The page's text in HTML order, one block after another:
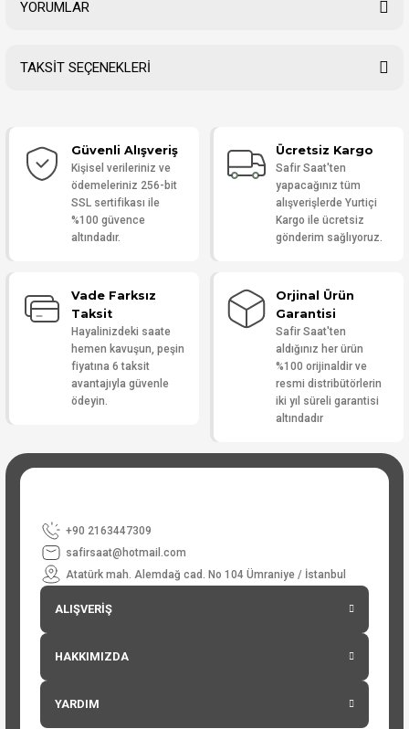
YORUMLAR
Yorum Yaz
TAKSİT SEÇENEKLERİ
Güvenli Alışveriş
Kişisel verileriniz ve
ödemeleriniz 256-bit
SSL sertifikası ile
%100 güvence
altındadır.
Ücretsiz Kargo
Safir Saat'ten
yapacağınız tüm
alışverişlerde Yurtiçi
Kargo ile ücretsiz
gönderim sağlıyoruz.
Vade Farksız
Taksit
Hayalinizdeki saate
hemen kavuşun, peşin
fiyatına 6 taksit
avantajıyla güvenle
ödeyin.
Orjinal Ürün
Garantisi
Safir Saat'ten
aldığınız her ürün
%100 orijinaldir ve
resmi distribütörlerin
iki yıl süreli garantisi
altındadır
+90 2163447309
safirsaat@hotmail.com
Atatürk mah. Alemdağ cad. No 104 Ümraniye / İstanbul
ALIŞVERİŞ
HAKKIMIZDA
YARDIM